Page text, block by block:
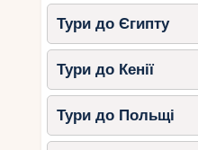
Тури до Єгипту
Тури до Кенії
Тури до Польщі